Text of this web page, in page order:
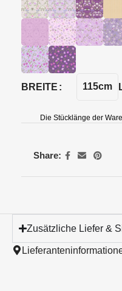
BREITE 115cm
Die Stücklänge der
Share:
Zusätzliche Liefer &